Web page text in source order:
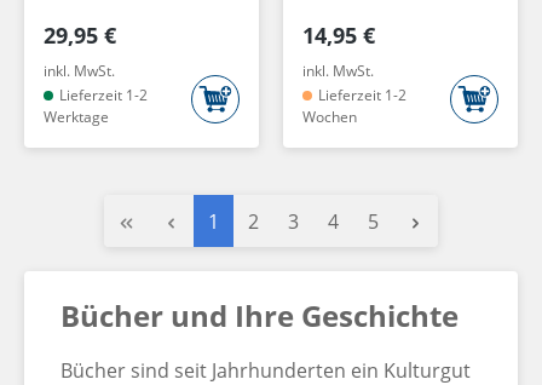
29,95 €
inkl. MwSt.
Lieferzeit 1-2
Werktage
14,95 €
inkl. MwSt.
Lieferzeit 1-2
Wochen
Seite
1 Seite
2 Seite
3 Seite
4 Seite
5
Bücher und Ihre Geschichte
Bücher sind seit Jahrhunderten ein Kulturgut